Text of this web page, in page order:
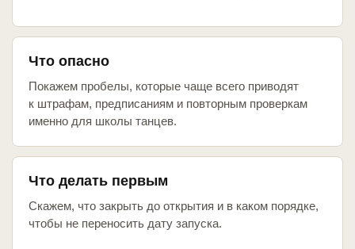
Что опасно
Покажем пробелы, которые чаще всего приводят
к штрафам, предписаниям и повторным проверкам
именно для школы танцев.
Что делать первым
Скажем, что закрыть до открытия и в каком порядке,
чтобы не переносить дату запуска.